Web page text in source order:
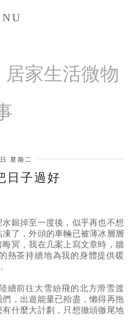
生活微物
星期二
日子過好
銀掉至一度後，似乎再也不想
了，外頭的車輛已被薄冰層層
冥，我在几案上寫文章時，牆
熱茶持續地為我的身體提供暖
續前往大雪紛飛的北方滑雪渡
，出遊能量已殆盡，懶得再拖
什麼大計劃，只想徹頭徹尾地